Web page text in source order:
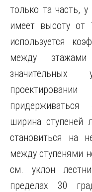
только та часть,
имеет высоту от
используется
между
придерживаться
ширина ступеней
становиться на
между ступенями
см. уклон
пределах 30